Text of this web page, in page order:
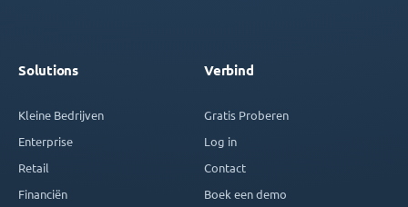
Solutions
Kleine Bedrijven
Enterprise
Retail
Financiën
Verbind
Gratis Proberen
Log in
Contact
Boek een demo